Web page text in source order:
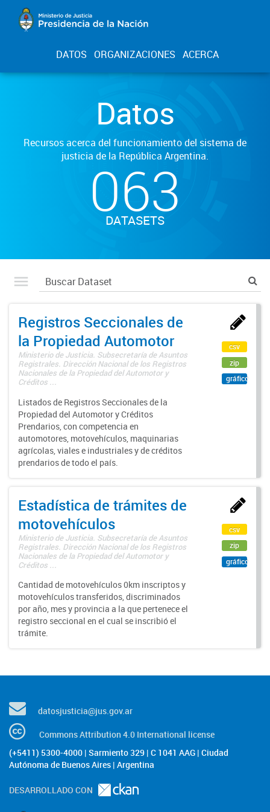
DATOS ORGANIZACIONES ACERCA
Datos
Recursos acerca del funcionamiento del sistema de
justicia de la República Argentina.
063
DATASETS
Registros Seccionales de
la Propiedad Automotor
Ministerio de Justicia. Subsecretaría de Asuntos
Registrales. Dirección Nacional de los Registros
Nacionales de la Propiedad del Automotor y
Créditos ...
Listados de Registros Seccionales de la
Propiedad del Automotor y Créditos
Prendarios, con competencia en
automotores, motovehículos, maquinarias
agrícolas, viales e industriales y de créditos
prendarios de todo el país.
csv
zip
gráfico
Estadística de trámites de
motovehículos
Ministerio de Justicia. Subsecretaría de Asuntos
Registrales. Dirección Nacional de los Registros
Nacionales de la Propiedad del Automotor y
Créditos ...
Cantidad de motovehículos 0km inscriptos y
motovehículos transferidos, discriminados
por año, mes y provincia a la que pertenece el
registro seccional en el cual se inscribió el
trámite.
csv
zip
gráfico
datosjusticia@jus.gov.ar
Commons Attribution 4.0 International license
(+5411) 5300-4000 | Sarmiento 329 | C 1041 AAG | Ciudad
Autónoma de Buenos Aires | Argentina
DESARROLLADO CON